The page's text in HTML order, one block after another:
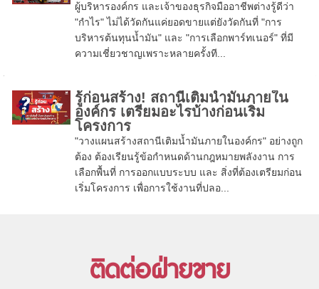
ผู้บริหารองค์กร และเจ้าของธุรกิจมืออาชีพต่างรู้ดีว่า
"กำไร" ไม่ได้วัดกันแค่ยอดขายแต่ยังวัดกันที่ "การ
บริหารต้นทุนน้ำมัน" และ "การเลือกพาร์ทเนอร์" ที่มี
ความเชี่ยวชาญเพราะหลายครั้งที...
รู้ก่อนสร้าง! สถานีเติมน้ำมันภายใน
องค์กร เตรียมอะไรบ้างก่อนเริ่ม
โครงการ
"วางแผนสร้างสถานีเติมน้ำมันภายในองค์กร" อย่างถูก
ต้อง ต้องเรียนรู้ข้อกำหนดด้านกฎหมายพลังงาน การ
เลือกพื้นที่ การออกแบบระบบ และ สิ่งที่ต้องเตรียมก่อน
เริ่มโครงการ เพื่อการใช้งานที่ปลอ...
ติดต่อฝ่ายขาย